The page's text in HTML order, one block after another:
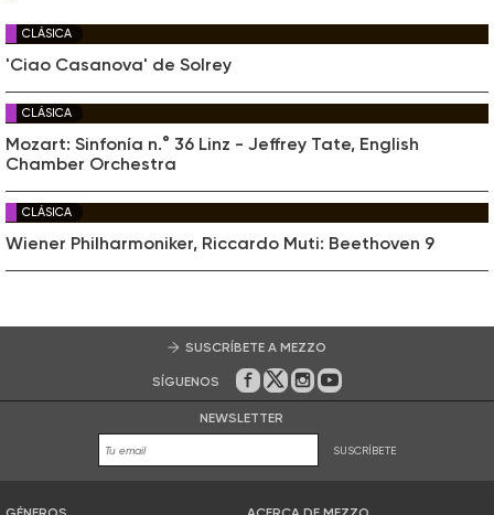
CLÁSICA
'Ciao Casanova' de Solrey
CLÁSICA
Mozart: Sinfonía n.° 36 Linz - Jeffrey Tate, English
Chamber Orchestra
CLÁSICA
Wiener Philharmoniker, Riccardo Muti: Beethoven 9
SUSCRÍBETE A MEZZO
SÍGUENOS En Facebook
En Twitter
En Instagram
En Youtube
NEWSLETTER
SUSCRÍBETE